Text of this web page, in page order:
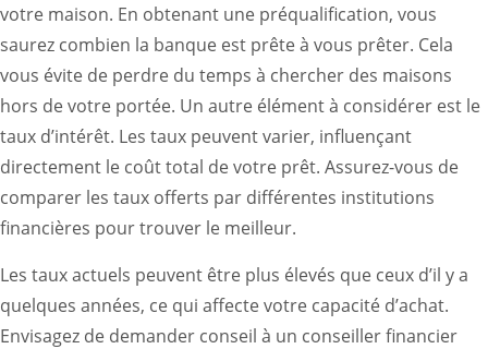
votre maison. En obtenant une préqualification, vous
saurez combien la banque est prête à vous prêter. Cela
vous évite de perdre du temps à chercher des maisons
hors de votre portée. Un autre élément à considérer est le
taux d’intérêt. Les taux peuvent varier, influençant
directement le coût total de votre prêt. Assurez-vous de
comparer les taux offerts par différentes institutions
financières pour trouver le meilleur.
Les taux actuels peuvent être plus élevés que ceux d’il y a
quelques années, ce qui affecte votre capacité d’achat.
Envisagez de demander conseil à un conseiller financier